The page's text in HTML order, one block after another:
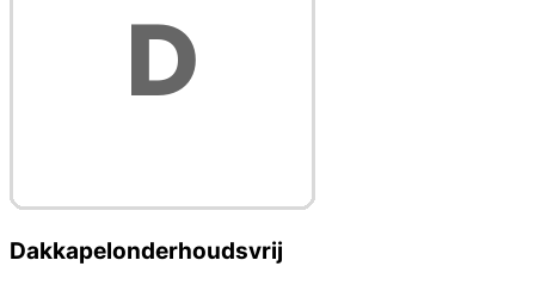
Dakkapelonderhoudsvrij